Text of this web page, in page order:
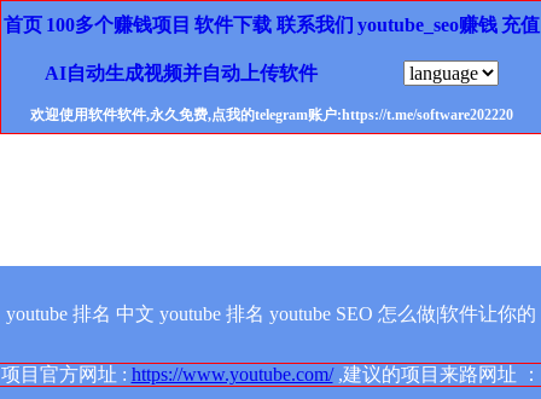
首页 100多个赚钱项目 软件下载 联系我们 youtube_seo赚钱 充值
AI自动生成视频并自动上传软件
欢迎使用软件软件,永久免费,点我的telegram账户:https://t.me/software202220
youtube 排名 中文 youtube 排名 youtube SEO 怎么做|软件让你的
项目官方网址 : https://www.youtube.com/,建议的项目来路网址 ：